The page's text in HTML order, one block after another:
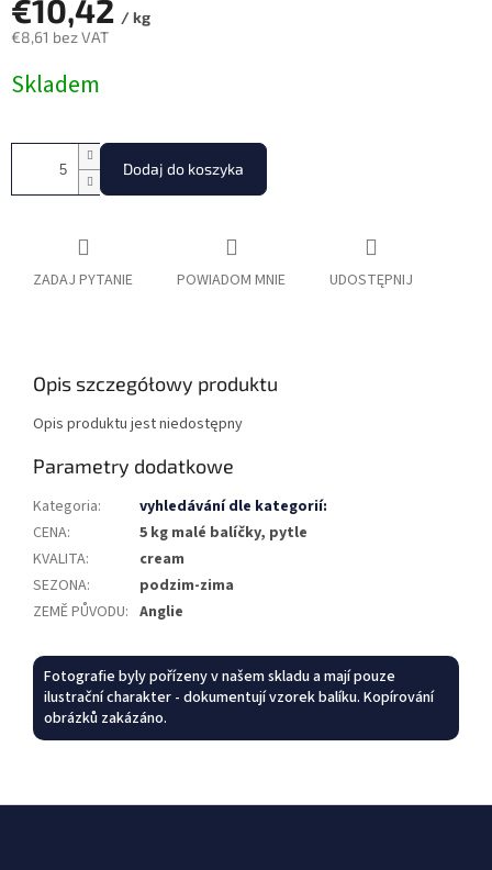
€10,42 / kg
€8,61 bez VAT
jednostkowa:
Skladem
Dodaj do koszyka
ZADAJ PYTANIE POWIADOM MNIE UDOSTĘPNIJ
Opis szczegółowy produktu
Opis produktu jest niedostępny
Parametry dodatkowe
Kategoria:
vyhledávání dle kategorií:
CENA:
5 kg malé balíčky, pytle
KVALITA:
cream
SEZONA:
podzim-zima
ZEMĚ PŮVODU: Anglie
Fotografie byly pořízeny v našem skladu a mají pouze
ilustrační charakter - dokumentují vzorek balíku. Kopírování
obrázků zakázáno.